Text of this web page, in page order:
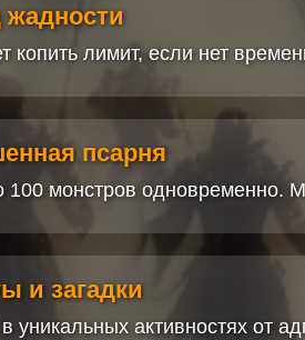
жадности
копить лимит, если нет
псарня
100 монстров одновременно.
и загадки
уникальных активностях от